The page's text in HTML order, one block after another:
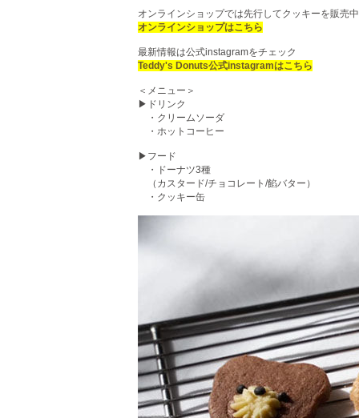
オンラインショップでは先行してクッキーを販売中
オンラインショップはこちら
最新情報は公式instagramをチェック
Teddy's Donuts公式instagramはこちら
＜メニュー＞
▶ドリンク
・クリームソーダ
・ホットコーヒー
▶フード
・ドーナツ3種
（カスタード/チョコレート/餡バター）
・クッキー缶